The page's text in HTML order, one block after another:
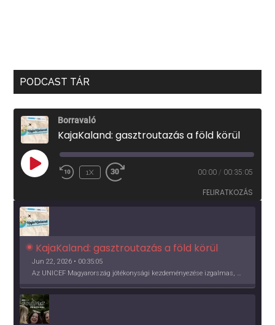
PODCAST TÁR
Borravaló
KajaKaland: gasztroutazás a föld körül
PLAY
EPISODE
1X 00:00 / 00:35:05
FELIRATKOZÁS
KajaKaland: gasztroutazás a föld körül
Jun 22, 2026 • 00:35:05
Az UNICEF Magyarország jótékonysági kezdeményezése izgalmas, egész éves világkörüli ízutazásra hív, igazi családi program és gasztroedukáció, illetve segítség a rászorulóknak is egyben.